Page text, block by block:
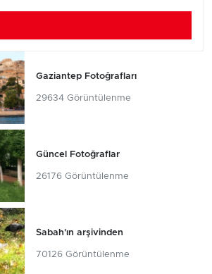
Gaziantep Fotoğrafları
29634 Görüntülenme
Güncel Fotoğraflar
26176 Görüntülenme
Sabah'ın arşivinden
70126 Görüntülenme